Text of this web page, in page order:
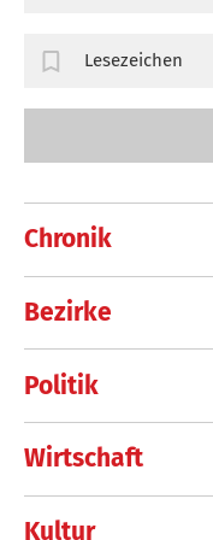
Chronik
Bezirke
Politik
Wirtschaft
Kultur
Lesezeichen